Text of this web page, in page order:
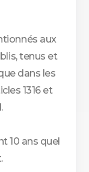
aux
tenus et
dans les
1316 et
10 ans quel